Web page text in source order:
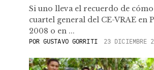
Si uno lleva el recuerdo de cómo
cuartel general del CE-VRAE en
2008 o en ...
POR GUSTAVO GORRITI 23 DICIEMBRE